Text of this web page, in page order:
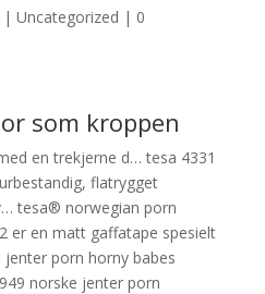
Uncategorized | 0
som kroppen
en trekjerne d… tesa 4331
flatrygget
tesa® norwegian porn
er en matt gaffatape spesielt
porn horny babes
norske jenter porn